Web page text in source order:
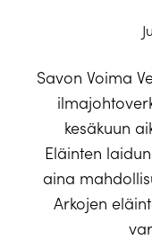
Savon Voima
kesäkuun
Eläinten
aina
Arkojen